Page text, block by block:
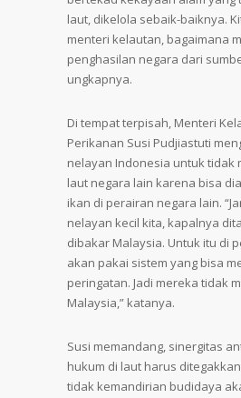
laut, dikelola sebaik-baiknya.
menteri kelautan, bagaimana
penghasilan negara dari
ungkapnya.
Di tempat terpisah, Menteri
Perikanan Susi Pudjiastuti
nelayan Indonesia untuk tidak
laut negara lain karena bisa
ikan di perairan negara lain.
nelayan kecil kita, kapalnya
dibakar Malaysia. Untuk itu di
akan pakai sistem yang bisa
peringatan. Jadi mereka tidak
Malaysia,” katanya.
Susi memandang, sinergitas
hukum di laut harus
tidak kemandirian budidaya